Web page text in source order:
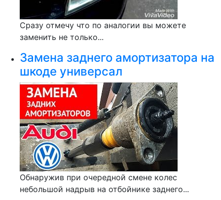
Сразу отмечу что по аналогии вы можете
заменить не только...
Замена заднего амортизатора на
шкоде универсал
Обнаружив при очередной смене колес
небольшой надрыв на отбойнике заднего...